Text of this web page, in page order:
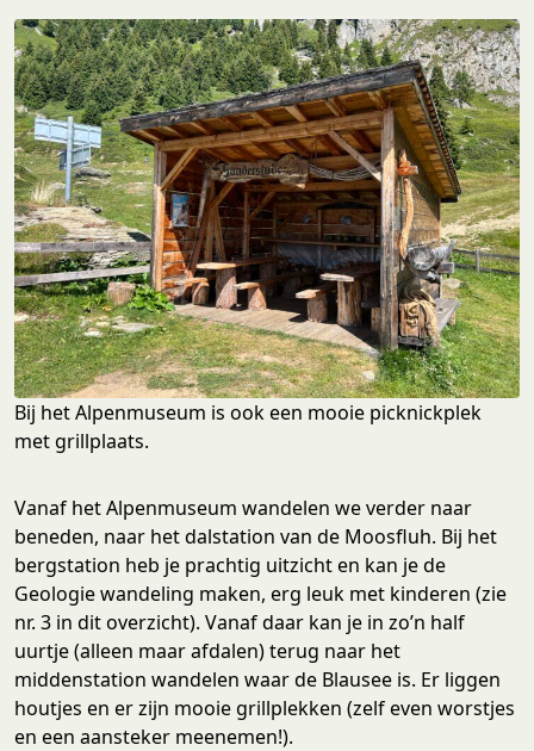
Bij het Alpenmuseum is ook een mooie picknickplek
met grillplaats.
Vanaf het Alpenmuseum wandelen we verder naar
beneden, naar het dalstation van de Moosfluh. Bij het
bergstation heb je prachtig uitzicht en kan je de
Geologie wandeling maken, erg leuk met kinderen (zie
nr. 3 in dit overzicht). Vanaf daar kan je in zo’n half
uurtje (alleen maar afdalen) terug naar het
middenstation wandelen waar de Blausee is. Er liggen
houtjes en er zijn mooie grillplekken (zelf even worstjes
en een aansteker meenemen!).